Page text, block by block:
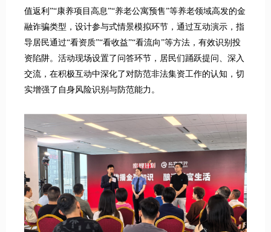
值返利”“康养项目高息”“养老公寓预售”等养老领域高发的金
融诈骗类型，设计参与式情景模拟环节，通过互动演示，指
导居民通过“看资质”“看收益”“看流向”等方法，有效识别投
资陷阱。活动现场设置了问答环节，居民们踊跃提问、深入
交流，在积极互动中深化了对防范非法集资工作的认知，切
实增强了自身风险识别与防范能力。